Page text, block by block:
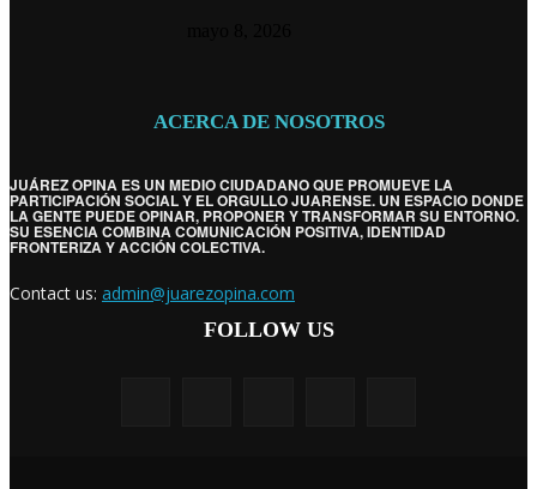
ACERCA DE NOSOTROS
JUÁREZ OPINA ES UN MEDIO CIUDADANO QUE PROMUEVE LA
PARTICIPACIÓN SOCIAL Y EL ORGULLO JUARENSE. UN ESPACIO DONDE
LA GENTE PUEDE OPINAR, PROPONER Y TRANSFORMAR SU ENTORNO.
SU ESENCIA COMBINA COMUNICACIÓN POSITIVA, IDENTIDAD
FRONTERIZA Y ACCIÓN COLECTIVA.
Contact us: admin@juarezopina.com
FOLLOW US